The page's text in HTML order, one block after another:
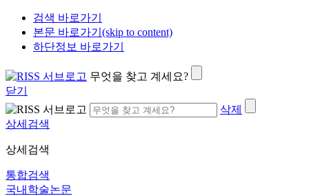
검색 바로가기
본문 바로가기(skip to content)
하단정보 바로가기
무엇을 찾고 계세요?
닫기
삭제
상세검색
상세검색
통합검색
국내학술논문